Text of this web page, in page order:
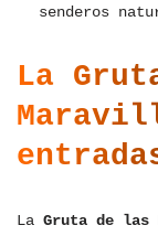
senderos
La
La Gruta de las